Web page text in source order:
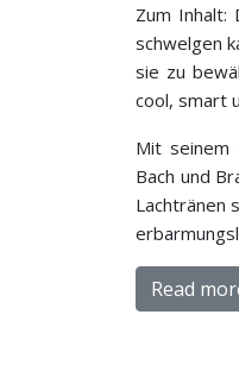
Zum Inhalt:
schwelgen
sie zu
cool, smart
Mit seinem
Bach und
Lachtränen
Read